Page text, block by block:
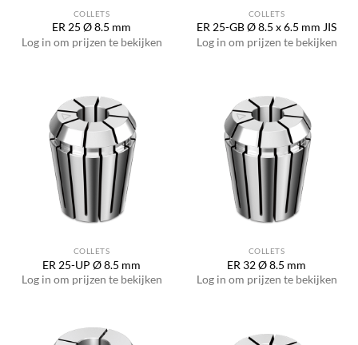
COLLETS
ER 25 Ø 8.5 mm
Log in om prijzen te bekijken
COLLETS
ER 25-GB Ø 8.5 x 6.5 mm JIS
Log in om prijzen te bekijken
COLLETS
ER 25-UP Ø 8.5 mm
Log in om prijzen te bekijken
COLLETS
ER 32 Ø 8.5 mm
Log in om prijzen te bekijken